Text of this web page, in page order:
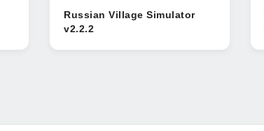
Russian Village Simulator
v2.2.2